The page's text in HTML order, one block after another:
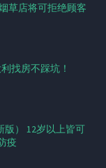
草店将可拒绝顾客
找房不踩坑！
版） 12岁以上皆可
疫